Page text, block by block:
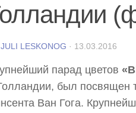
JULI LESKONOG · 13.03.2016
парад цветов
был посвящен
Ван Гога.